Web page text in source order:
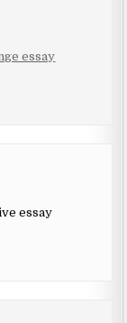
essay
essay